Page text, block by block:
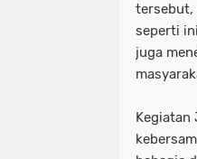
tersebut,
seperti
juga
Kegiatan